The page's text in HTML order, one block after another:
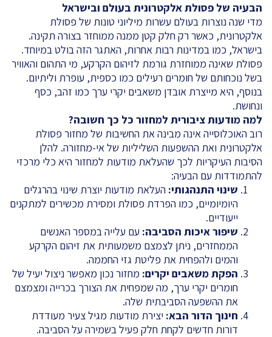
הבעיה של פסולת אלקטרונית בעולם ובישראל
מדי שנה נוצרות בעולם עשרות מיליוני טונות של פסולת
אלקטרונית, כאשר רק חלק קטן ממנה ממוחזר בצורה תקינה.
בישראל, כמו במדינות רבות אחרות, האתגר הזה בולט במיוחד.
פסולת שאינה ממוחזרת גורמת לזיהום הקרקע, מי התהום והאוויר
בשל נוכחותם של חומרים רעילים כמו כספית, עופרת וליתיום.
בנוסף, היא מייצרת אובדן משאבים יקרי ערך כמו זהב, כסף
ונחושת.
למה מודעות ציבורית למחזור כל כך חשובה?
רוב האוכלוסייה אינה מבינה את החשיבות של מחזור פסולת
אלקטרונית ואת ההשפעות השליליות של אי-מחזורה. להלן
הסיבות העיקריות לכך שהעלאת מודעות למחזור היא כלי מרכזי
להתמודדות עם הבעיה:
שינוי התנהגותי: העלאת מודעות יוצרת שינוי בהרגלים
היומיומיים, כמו הפרדת פסולת ומסירת מכשירים למתקנים
ייעודיים.
שיפור איכות הסביבה: עם עלייה במספר האנשים
הממחזרים, ניתן לצמצם משמעותית את זיהום הקרקע
והמים ולהפחית את פליטת גזי החממה.
הפקת משאבים יקרים: מחזור נכון מאפשר ניצול יעיל של
חומרים יקרי ערך, מה שמפחית את הצורך בכרייה ומצמצם
את ההשפעה הסביבתית שלה.
חינוך הדור הבא: יצירת מודעות מגיל צעיר מעודדת
דורות חדשים לקחת חלק פעיל בשמירה על הסביבה.